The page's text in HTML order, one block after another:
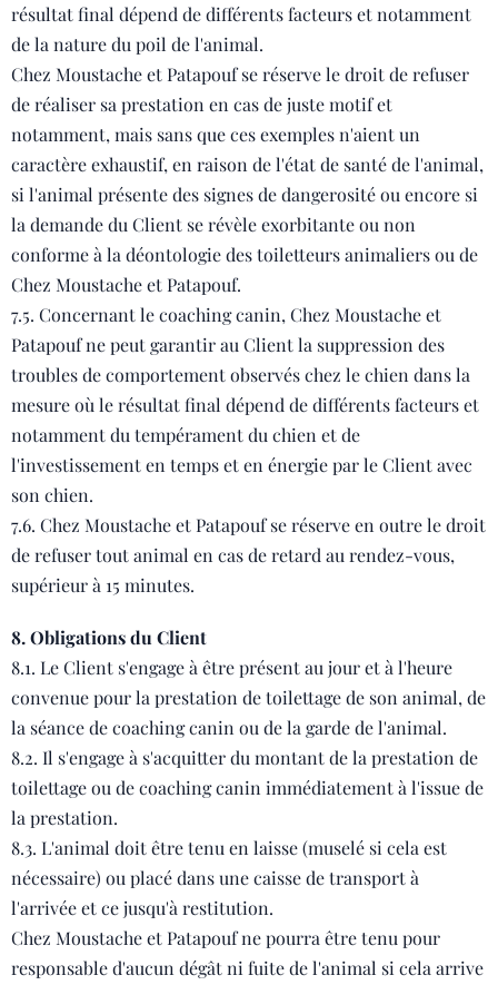
résultat final dépend de différents facteurs et notamment
de la nature du poil de l'animal.
Chez Moustache et Patapouf se réserve le droit de refuser
de réaliser sa prestation en cas de juste motif et
notamment, mais sans que ces exemples n'aient un
caractère exhaustif, en raison de l'état de santé de l'animal,
si l'animal présente des signes de dangerosité ou encore si
la demande du Client se révèle exorbitante ou non
conforme à la déontologie des toiletteurs animaliers ou de
Chez Moustache et Patapouf.
7.5. Concernant le coaching canin, Chez Moustache et
Patapouf ne peut garantir au Client la suppression des
troubles de comportement observés chez le chien dans la
mesure où le résultat final dépend de différents facteurs et
notamment du tempérament du chien et de
l'investissement en temps et en énergie par le Client avec
son chien.
7.6. Chez Moustache et Patapouf se réserve en outre le droit
de refuser tout animal en cas de retard au rendez-vous,
supérieur à 15 minutes.
8. Obligations du Client
8.1. Le Client s'engage à être présent au jour et à l'heure
convenue pour la prestation de toilettage de son animal, de
la séance de coaching canin ou de la garde de l'animal.
8.2. Il s'engage à s'acquitter du montant de la prestation de
toilettage ou de coaching canin immédiatement à l'issue de
la prestation.
8.3. L'animal doit être tenu en laisse (muselé si cela est
nécessaire) ou placé dans une caisse de transport à
l'arrivée et ce jusqu'à restitution.
Chez Moustache et Patapouf ne pourra être tenu pour
responsable d'aucun dégât ni fuite de l'animal si cela arrive